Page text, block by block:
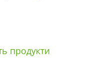
продукти